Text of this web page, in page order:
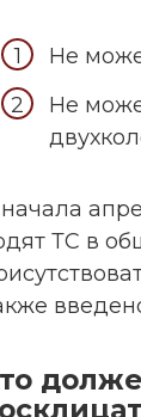
Не
Не
ТС в